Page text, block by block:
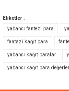
Görüş ve önerileriniz
Ürün resmi
Ürün
Etiketler :
yabancı fantezi para
fantazi kağıt para
yabancı kağıt paralar
yabancı kağıt para